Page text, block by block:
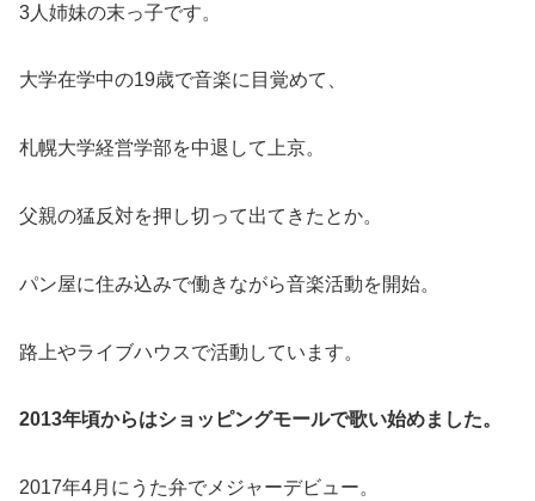
3人姉妹の末っ子です。
大学在学中の19歳で音楽に目覚めて、
札幌大学経営学部を中退して上京。
父親の猛反対を押し切って出てきたとか。
パン屋に住み込みで働きながら音楽活動を開始。
路上やライブハウスで活動しています。
2013年頃からはショッピングモールで歌い始めました。
2017年4月にうた弁でメジャーデビュー。